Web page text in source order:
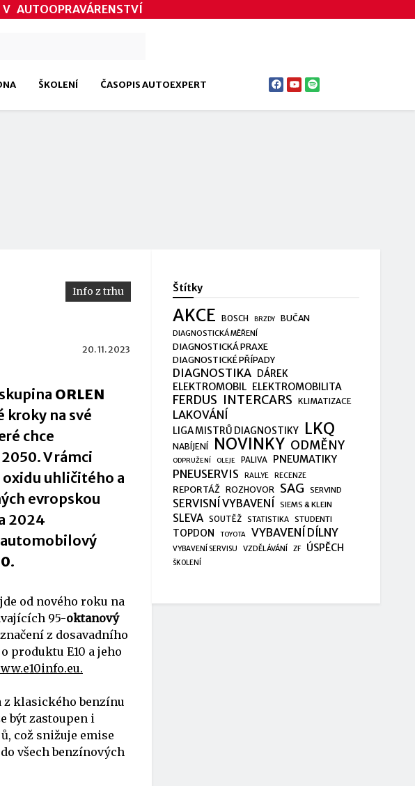
AUTOOPRAVÁRENSTVÍ
ŠKOLENÍ ČASOPIS AUTOEXPERT
Info z trhu
20. 11. 2023
ORLEN
kroky na své
chce
V rámci
uhličitého a
evropskou
2024
.
od nového roku na
95-oktanový
z dosavadního
produktu E10 a jeho
.
z klasického benzínu
být zastoupen i
což snižuje emise
všech benzínových
Štítky
AKCE BOSCH BRZDY BUČAN
DIAGNOSTICKÁ MĚŘENÍ
DIAGNOSTICKÁ PRAXE
DIAGNOSTICKÉ PŘÍPADY
DIAGNOSTIKA DÁREK
ELEKTROMOBIL ELEKTROMOBILITA
FERDUS INTERCARS KLIMATIZACE
LAKOVÁNÍ
LIGA MISTRŮ DIAGNOSTIKY LKQ
NABÍJENÍ NOVINKY ODMĚNY
ODPRUŽENÍ OLEJE PALIVA PNEUMATIKY
PNEUSERVIS RALLYE RECENZE
REPORTÁŽ ROZHOVOR SAG SERVIND
SERVISNÍ VYBAVENÍ SIEMS & KLEIN
SLEVA SOUTĚŽ STATISTIKA STUDENTI
TOPDON TOYOTA VYBAVENÍ DÍLNY
VYBAVENÍ SERVISU VZDĚLÁVÁNÍ ZF ÚSPĚCH
ŠKOLENÍ